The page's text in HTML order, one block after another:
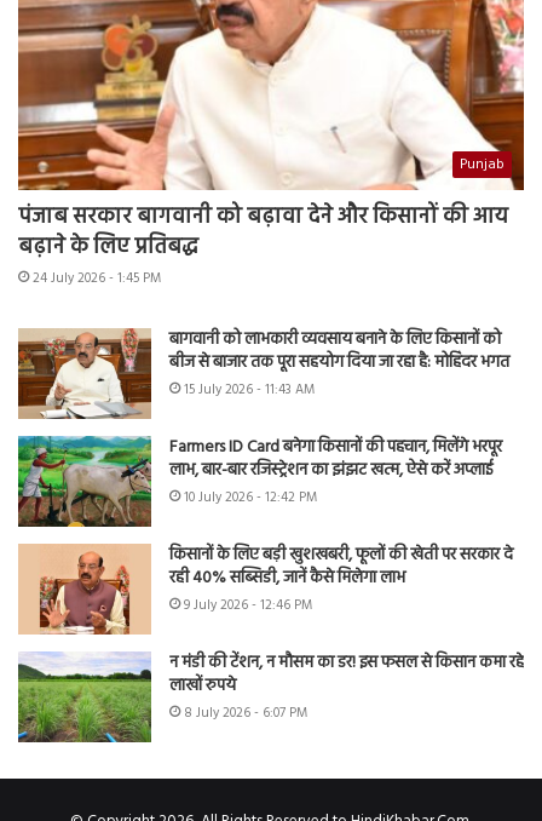
Punjab
पंजाब सरकार बागवानी को बढ़ावा देने और किसानों की आय
बढ़ाने के लिए प्रतिबद्ध
24 July 2026 - 1:45 PM
बागवानी को लाभकारी व्यवसाय बनाने के लिए किसानों को
बीज से बाजार तक पूरा सहयोग दिया जा रहा है: मोहिंदर भगत
15 July 2026 - 11:43 AM
Farmers ID Card बनेगा किसानों की पहचान, मिलेंगे भरपूर
लाभ, बार-बार रजिस्ट्रेशन का झंझट खत्म, ऐसे करें अप्लाई
10 July 2026 - 12:42 PM
किसानों के लिए बड़ी खुशखबरी, फूलों की खेती पर सरकार दे
रही 40% सब्सिडी, जानें कैसे मिलेगा लाभ
9 July 2026 - 12:46 PM
न मंडी की टेंशन, न मौसम का डर! इस फसल से किसान कमा रहे
लाखों रुपये
8 July 2026 - 6:07 PM